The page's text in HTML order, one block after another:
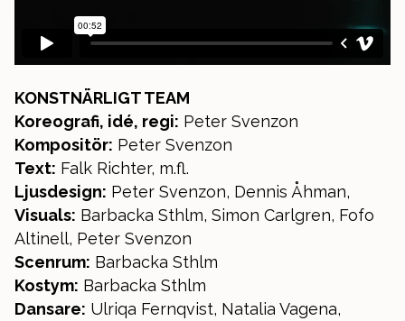
KONSTNÄRLIGT TEAM
Koreografi, idé, regi: Peter Svenzon
Kompositör: Peter Svenzon
Text: Falk Richter, m.fl.
Ljusdesign: Peter Svenzon, Dennis Åhman,
Visuals: Barbacka Sthlm, Simon Carlgren, Fofo
Altinell, Peter Svenzon
Scenrum: Barbacka Sthlm
Kostym: Barbacka Sthlm
Dansare: Ulriqa Fernqvist, Natalia Vagena,